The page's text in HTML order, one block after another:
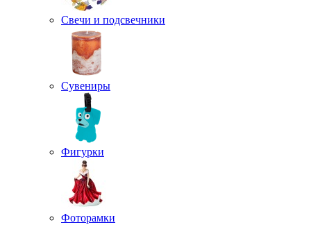
Свечи и подсвечники
Сувениры
Фигурки
Фоторамки